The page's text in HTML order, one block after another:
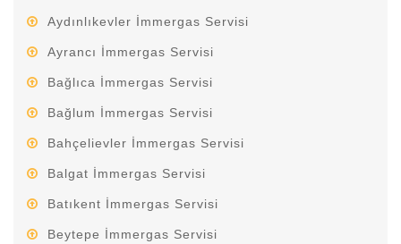
Aydınlıkevler İmmergas Servisi
Ayrancı İmmergas Servisi
Bağlıca İmmergas Servisi
Bağlum İmmergas Servisi
Bahçelievler İmmergas Servisi
Balgat İmmergas Servisi
Batıkent İmmergas Servisi
Beytepe İmmergas Servisi